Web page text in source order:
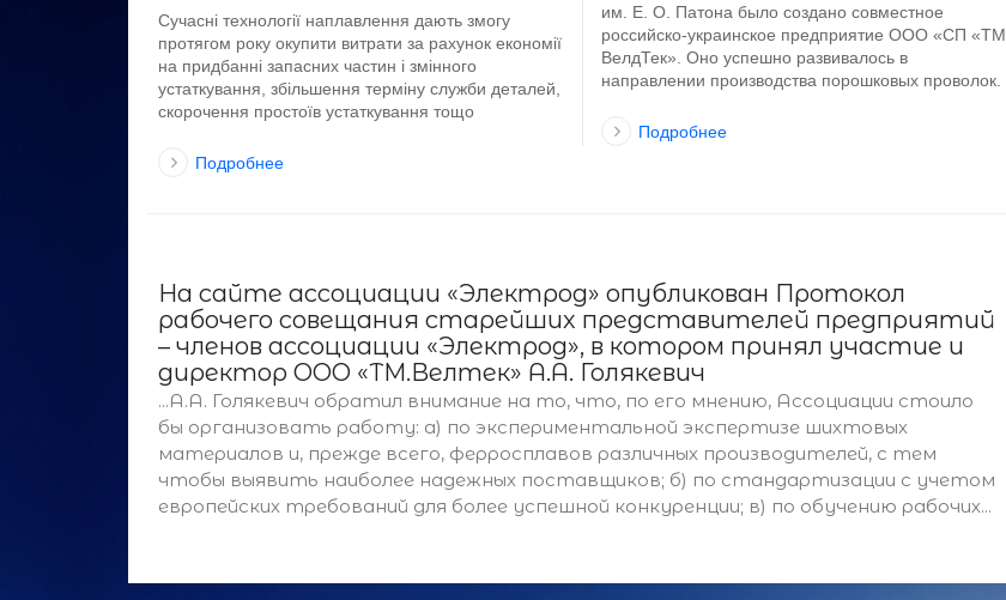
Сучасні технології наплавлення дають змогу
протягом року окупити витрати за рахунок економії
на придбанні запасних частин і змінного
устаткування, збільшення терміну служби деталей,
скорочення простоїв устаткування тощо
Подробнее
им. Е. О. Патона было создано совместное
российско-украинское предприятие ООО «СП «ТМ
ВелдТек». Оно успешно развивалось в
направлении производства порошковых проволок.
Подробнее
На сайте ассоциации «Электрод» опубликован Протокол
рабочего совещания старейших представителей предприятий
– членов ассоциации «Электрод», в котором принял участие и
директор ООО «ТМ.Велтек» А.А. Голякевич
...А.А. Голякевич обратил внимание на то, что, по его мнению, Ассоциации стоило
бы организовать работу: а) по экспериментальной экспертизе шихтовых
материалов и, прежде всего, ферросплавов различных производителей, с тем
чтобы выявить наиболее надежных поставщиков; б) по стандартизации с учетом
европейских требований для более успешной конкуренции; в) по обучению рабочих...